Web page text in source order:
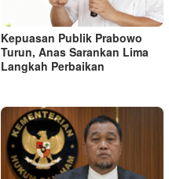
Kepuasan Publik Prabowo
Turun, Anas Sarankan Lima
Langkah Perbaikan